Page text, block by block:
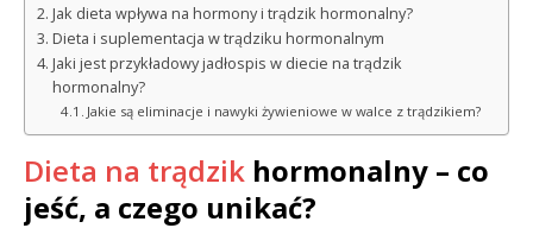
Jak dieta wpływa na hormony i trądzik hormonalny?
Dieta i suplementacja w trądziku hormonalnym
Jaki jest przykładowy jadłospis w diecie na trądzik
hormonalny?
Jakie są eliminacje i nawyki żywieniowe w walce z trądzikiem?
Dieta na trądzik hormonalny – co
jeść, a czego unikać?